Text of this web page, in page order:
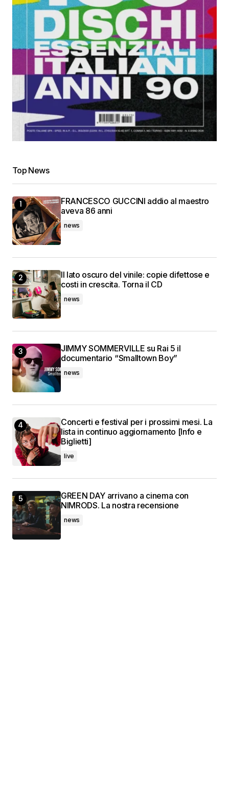
Top News
FRANCESCO GUCCINI addio al maestro
aveva 86 anni
news
Il lato oscuro del vinile: copie difettose e
costi in crescita. Torna il CD
news
JIMMY SOMMERVILLE su Rai 5 il
documentario “Smalltown Boy”
news
Concerti e festival per i prossimi mesi. La
lista in continuo aggiornamento [Info e
Biglietti]
live
GREEN DAY arrivano a cinema con
NIMRODS. La nostra recensione
news